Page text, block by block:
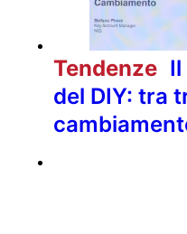
Tendenze
del DIY: tra